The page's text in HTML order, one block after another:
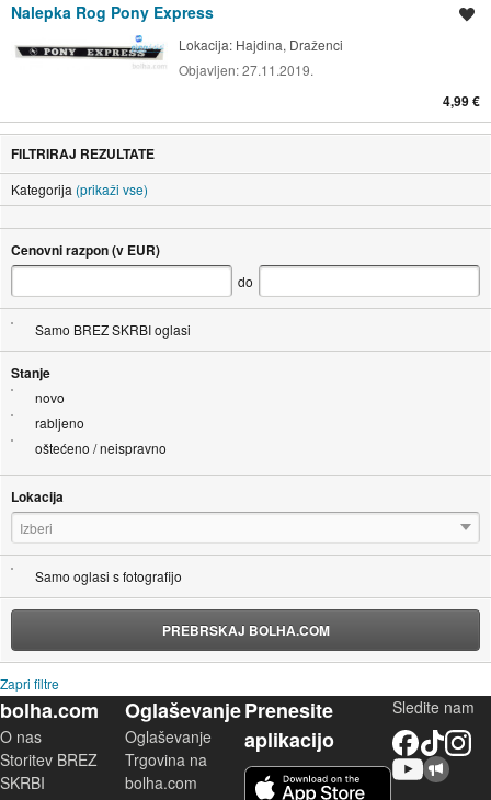
Nalepka Rog Pony Express
Lokacija: Hajdina, Draženci
Objavljen:27.11.2019.
4,99 €
FILTRIRAJ REZULTATE
Kategorija (prikaži vse)
Cenovni razpon (v EUR)
do
Samo BREZ SKRBI oglasi
Stanje
novo
rabljeno
oštećeno / neispravno
Lokacija
Izberi
Samo oglasi s fotografijo
PREBRSKAJ BOLHA.COM
Zapri filtre
bolha.com
O nas
Storitev BREZ
SKRBI
Oglaševanje
Oglaševanje
Trgovina na
bolha.com
Prenesite
aplikacijo
Sledite nam